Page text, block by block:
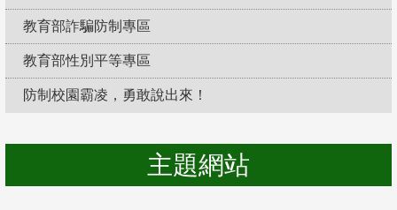
教育部詐騙防制專區
教育部性別平等專區
防制校園霸凌，勇敢說出來！
主題網站